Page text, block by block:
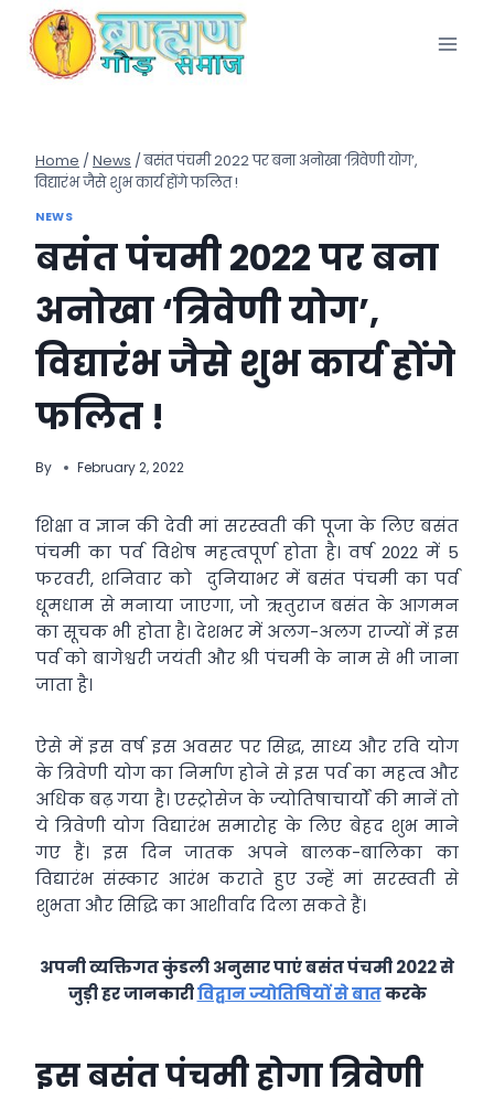
content
Home / News / बसंत पंचमी 2022 पर बना अनोखा ‘त्रिवेणी योग’,
विद्यारंभ जैसे शुभ कार्य होंगे फलित !
NEWS
बसंत पंचमी 2022 पर बना
अनोखा ‘त्रिवेणी योग’,
विद्यारंभ जैसे शुभ कार्य होंगे
फलित !
By February 2, 2022
शिक्षा व ज्ञान की देवी मां सरस्वती की पूजा के लिए बसंत
पंचमी का पर्व विशेष महत्वपूर्ण होता है। वर्ष 2022 में 5
फरवरी, शनिवार को दुनियाभर में बसंत पंचमी का पर्व
धूमधाम से मनाया जाएगा, जो ऋतुराज बसंत के आगमन
का सूचक भी होता है। देशभर में अलग-अलग राज्यों में इस
पर्व को बागेश्वरी जयंती और श्री पंचमी के नाम से भी जाना
जाता है।
ऐसे में इस वर्ष इस अवसर पर सिद्ध, साध्य और रवि योग
के त्रिवेणी योग का निर्माण होने से इस पर्व का महत्व और
अधिक बढ़ गया है। एस्ट्रोसेज के ज्योतिषाचार्यों की मानें तो
ये त्रिवेणी योग विद्यारंभ समारोह के लिए बेहद शुभ माने
गए हैं। इस दिन जातक अपने बालक-बालिका का
विद्यारंभ संस्कार आरंभ कराते हुए उन्हें मां सरस्वती से
शुभता और सिद्धि का आशीर्वाद दिला सकते हैं।
अपनी व्यक्तिगत कुंडली अनुसार पाएंबसंत पंचमी 2022से
जुड़ी हर जानकारीविद्वान ज्योतिषियों से बातकरके
इस बसंत पंचमी होगा त्रिवेणी